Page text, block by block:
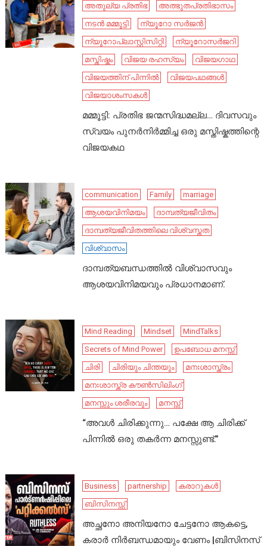
അതുല്യ പ്രതിഭ
അത്ഭുതപ്രതിഭാസം
നടൻ മമ്മൂട്ടി
ന്യൂറോ സർജൻ
ന്യൂറോപ്ലാസ്റ്റിസിറ്റി
ന്യൂറോസർജറി
മസ്തിഷ്കം
വിജയ രഹസ്യം
വിജയഗാഥ
വിജയത്തിന് പിന്നിൽ
വിജയപഥങ്ങൾ
വിജയാശംസകൾ
മമ്മൂട്ടി: പ്രതിഭ ജന്മസിദ്ധമല്ല… ദിവസവും
സ്വയം പുനർനിർമ്മിച്ച ഒരു മസ്തിഷ്കത്തിന്റെ
വിജയകഥ
communication Family
marriage
ആശയവിനിമയം
ദാമ്പത്യജീവിതം
ദാമ്പത്യജീവിതത്തിലെ വിശ്വസ്തത
വിശ്വാസം
ദാമ്പത്യബന്ധത്തിൽ വിശ്വാസവും
ആശയവിനിമയവും പ്രധാനമാണ്.
Mind Reading Mindset
MindTalks
Secrets of Mind Power
ഉപബോധ മനസ്സ്
ചിരി
ചിരിയും ചിന്തയും
മനഃശാസ്ത്രം
മനഃശാസ്ത്ര കൗൺസിലിംഗ്
മനസ്സും ശരീരവും
മനസ്സ്
“അവൾ ചിരിക്കുന്നു… പക്ഷേ ആ ചിരിക്ക്
പിന്നിൽ ഒരു തകർന്ന മനസ്സുണ്ട്.”
Business partnership
കരാറുകൾ
ബിസിനസ്സ്
അച്ഛനോ അനിയനോ ചേട്ടനോ ആകട്ടെ,
കരാർ നിർബന്ധമായും വേണം |ബിസിനസ്